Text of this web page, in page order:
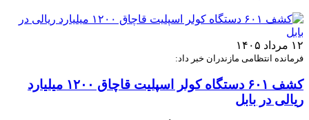
۱۲ مرداد ۱۴۰۵
فرمانده انتظامی مازندران خبر داد:
کشف ۶۰۱ دستگاه کولر اسپلیت قاچاق ۱۲۰۰ میلیارد
ریالی در بابل